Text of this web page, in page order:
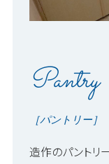
Pantry
［パントリー］
造作のパントリ